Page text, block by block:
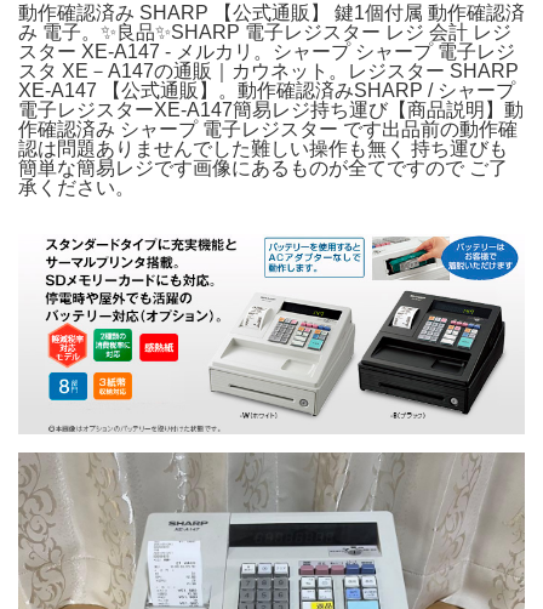
動作確認済み SHARP 【公式通販】 鍵1個付属 動作確認済
み 電子。✨良品✨SHARP 電子レジスター レジ 会計 レジ
スター XE-A147 - メルカリ。シャープ シャープ 電子レジ
スタ XE－A147の通販｜カウネット。レジスター SHARP
XE-A147 【公式通販】。動作確認済みSHARP / シャープ
電子レジスターXE-A147簡易レジ持ち運び【商品説明】動
作確認済み シャープ 電子レジスター です出品前の動作確
認は問題ありませんでした難しい操作も無く 持ち運びも
簡単な簡易レジです画像にあるものが全てですので ご了
承ください。